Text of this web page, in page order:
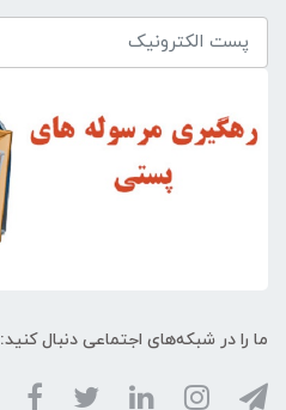
ما را در شبکه‌های اجتماعی دنبال کنید: